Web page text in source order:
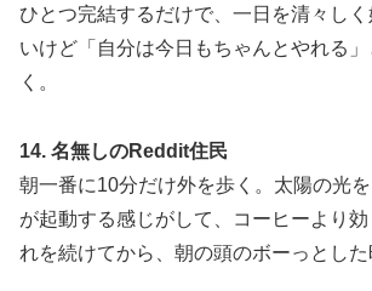
ひとつ完結するだけで、一日を清々し
いけど「自分は今日もちゃんとやれる
く。
14. 名無しのReddit住民
朝一番に10分だけ外を歩く。太陽の光
が起動する感じがして、コーヒーより
れを続けてから、朝の頭のボーっとした